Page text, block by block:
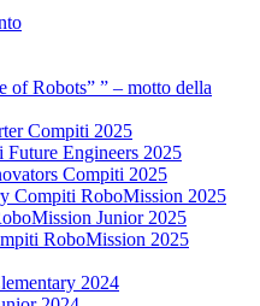
of Robots” ” – motto della
Compiti 2025
Future Engineers 2025
Compiti 2025
Compiti RoboMission 2025
Junior 2025
RoboMission 2025
2024